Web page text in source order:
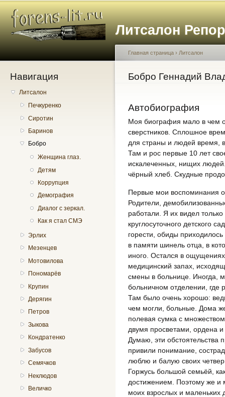
Литсалон
Навигация
Литсалон
Печкуренко
Сиротин
Баринов
Бобро
Женщина глаз.
Детям
Коррупция
Демография
Диалог с зеркал.
Как я стал СМЭ
Эрлих
Мезенцев
Мотовилова
Пономарёв
Крупин
Дерягин
Петров
Зыкова
Кондратенко
Забусов
Семячков
Неклюдов
Величко
Вы здесь
Главная страница › Литсалон
Бобро Геннадий
Автобиография
Моя биография мало в чем
сверстников. Сплошное
для страны и людей время,
Там и рос первые 10 лет
искалеченных, нищих
чёрный хлеб. Скудные
Первые мои воспоминания
Родители,
работали. Я их видел
круглосуточного детского
горести, обиды
в памяти шинель отца, в
иного. Остался в
медицинский запах,
смены в больнице. Иногда,
больничном отделении, где
Там было очень хорошо:
чем могли, больные. Дома
полевая сумка с
двумя просветами, ордена
Думаю, эти обстоятельства
привили понимание,
люблю и балую своих
Горжусь большой семьёй,
достижением. Поэтому же и
моих взрослых и маленьких